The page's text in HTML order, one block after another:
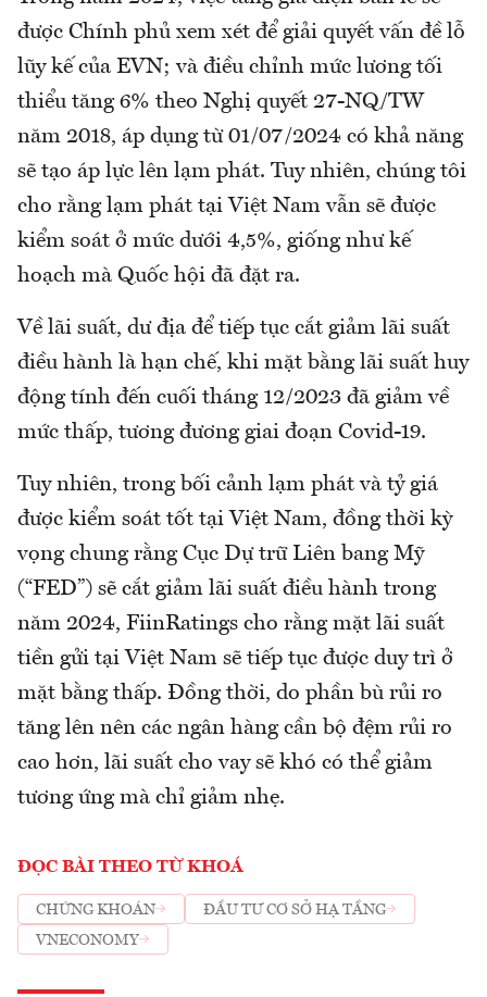
được Chính phủ xem xét để giải quyết vấn đề lỗ
lũy kế của EVN; và điều chỉnh mức lương tối
thiểu tăng 6% theo Nghị quyết 27-NQ/TW
năm 2018, áp dụng từ 01/07/2024 có khả năng
sẽ tạo áp lực lên lạm phát. Tuy nhiên, chúng tôi
cho rằng lạm phát tại Việt Nam vẫn sẽ được
kiểm soát ở mức dưới 4,5%, giống như kế
hoạch mà Quốc hội đã đặt ra.
Về lãi suất, dư địa để tiếp tục cắt giảm lãi suất
điều hành là hạn chế, khi mặt bằng lãi suất huy
động tính đến cuối tháng 12/2023 đã giảm về
mức thấp, tương đương giai đoạn Covid-19.
Tuy nhiên, trong bối cảnh lạm phát và tỷ giá
được kiểm soát tốt tại Việt Nam, đồng thời kỳ
vọng chung rằng Cục Dự trữ Liên bang Mỹ
(“FED”) sẽ cắt giảm lãi suất điều hành trong
năm 2024, FiinRatings cho rằng mặt lãi suất
tiền gửi tại Việt Nam sẽ tiếp tục được duy trì ở
mặt bằng thấp. Đồng thời, do phần bù rủi ro
tăng lên nên các ngân hàng cần bộ đệm rủi ro
cao hơn, lãi suất cho vay sẽ khó có thể giảm
tương ứng mà chỉ giảm nhẹ.
ĐỌC BÀI THEO TỪ KHOÁ
CHỨNG KHOÁN
ĐẦU TƯ CƠ SỞ HẠ TẦNG
VNECONOMY